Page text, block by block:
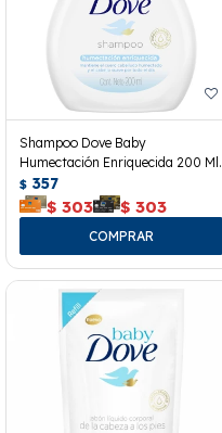
Shampoo Dove Baby
Humectación Enriquecida 200 Ml.
$ 357
$ 303 $ 303